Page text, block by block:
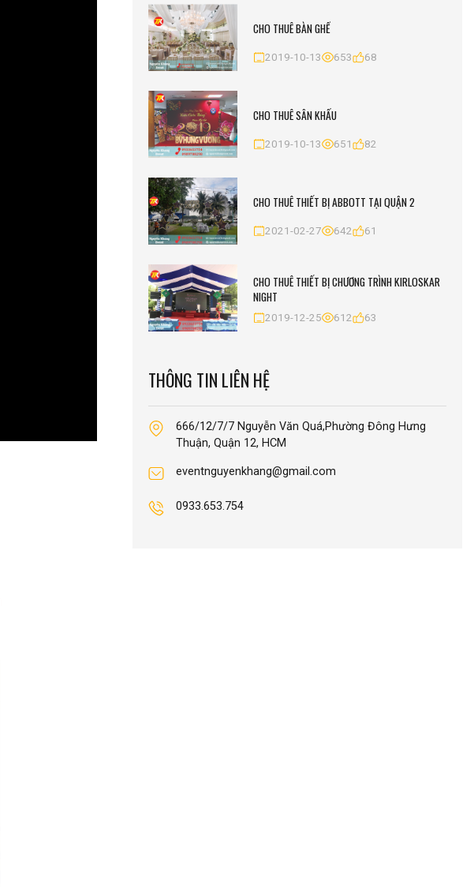
CHO THUÊ BÀN GHẾ
2019-10-13 653 68
CHO THUÊ SÂN KHẤU
2019-10-13 651 82
CHO THUÊ THIẾT BỊ ABBOTT TẠI QUẬN 2
2021-02-27 642 61
CHO THUÊ THIẾT BỊ CHƯƠNG TRÌNH KIRLOSKAR
NIGHT
2019-12-25 612 63
THÔNG TIN LIÊN HỆ
666/12/7/7 Nguyễn Văn Quá,Phường Đông Hưng
Thuận, Quận 12, HCM
eventnguyenkhang@gmail.com
0933.653.754